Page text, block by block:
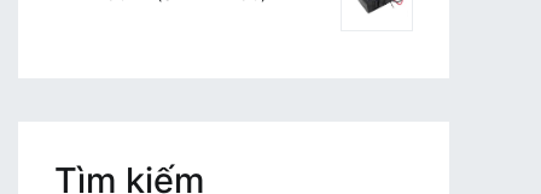
Tìm kiếm